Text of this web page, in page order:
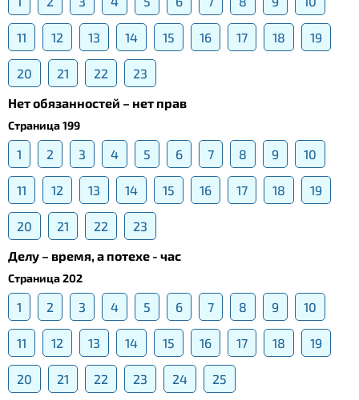
11 12 13 14 15 16 17 18 19
20 21 22
23
Нет обязанностей – нет прав
Страница 199
1 2 3 4 5 6 7 8 9 10
11 12 13 14 15 16 17 18 19
20 21 22
23
Делу – время, а потехе - час
Страница 202
1 2 3 4 5 6 7 8 9 10
11 12 13 14 15 16 17 18 19
20 21 22 23 24
25